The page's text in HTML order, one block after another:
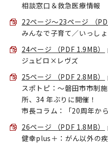
相談窓口＆救急医療情報
22ページ～23ページ （
みんなで子育て／いっし
24ページ （PDF 1.9MB）
ジュビロ×レヴズ
25ページ （PDF 2.8MB）
スポトピ：〜磐田市市制
所、34 年ぶりに開催！
市長コラム：「20周年か
26ページ （PDF 1.8MB）
健幸plus＋：がん以外の